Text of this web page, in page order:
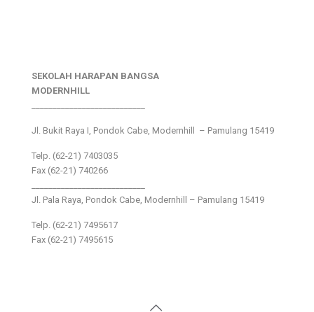
SEKOLAH HARAPAN BANGSA
MODERNHILL
Jl. Bukit Raya I, Pondok Cabe, Modernhill – Pamulang 15419
Telp. (62-21) 7403035
Fax (62-21) 740266
Jl. Pala Raya, Pondok Cabe, Modernhill – Pamulang 15419
Telp. (62-21) 7495617
Fax (62-21) 7495615